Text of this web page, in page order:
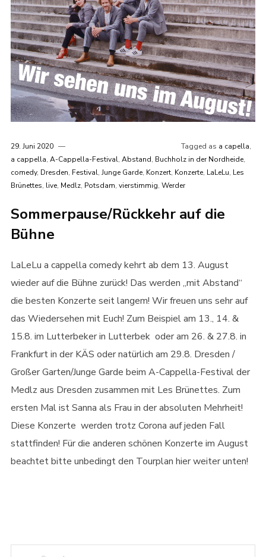
29. Juni 2020 Tagged as a capella,
a cappella, A-Cappella-Festival, Abstand, Buchholz in der Nordheide,
comedy, Dresden, Festival, Junge Garde, Konzert, Konzerte, LaLeLu, Les
Brünettes, live, Medlz, Potsdam, vierstimmig, Werder
Sommerpause/Rückkehr auf die
Bühne
LaLeLu a cappella comedy kehrt ab dem 13. August
wieder auf die Bühne zurück! Das werden „mit Abstand“
die besten Konzerte seit langem! Wir freuen uns sehr auf
das Wiedersehen mit Euch! Zum Beispiel am 13., 14. &
15.8. im Lutterbeker in Lutterbek oder am 26. & 27.8. in
Frankfurt in der KÄS oder natürlich am 29.8. Dresden /
Großer Garten/Junge Garde beim A-Cappella-Festival der
Medlz aus Dresden zusammen mit Les Brünettes. Zum
ersten Mal ist Sanna als Frau in der absoluten Mehrheit!
Diese Konzerte werden trotz Corona auf jeden Fall
stattfinden! Für die anderen schönen Konzerte im August
beachtet bitte unbedingt den Tourplan hier weiter unten!